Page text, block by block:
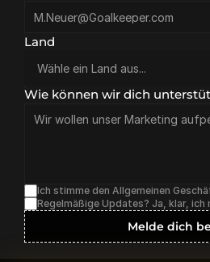
Land
Wie können wir dich
Ich stimme den Allgemeinen
Regelmäßige Updates? Ja, klar,
Melde dich